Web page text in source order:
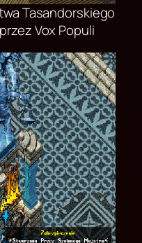
Tasandorskiego
Vox Populi